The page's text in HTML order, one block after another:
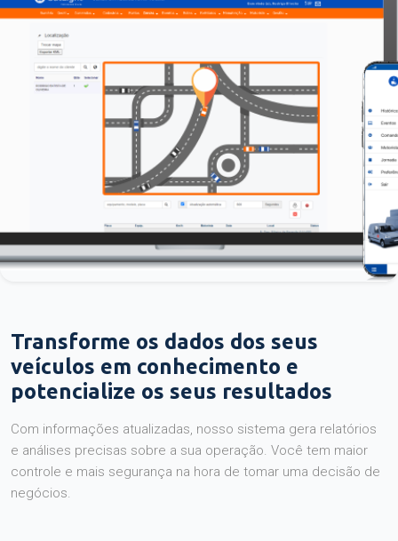
Transforme os dados dos seus
veículos em conhecimento e
potencialize os seus resultados
Com informações atualizadas, nosso sistema gera relatórios
e análises precisas sobre a sua operação. Você tem maior
controle e mais segurança na hora de tomar uma decisão de
negócios.